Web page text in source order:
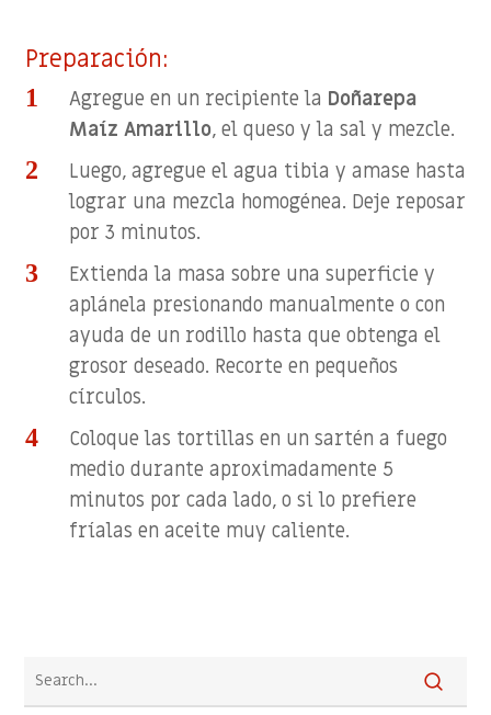
Preparación:
Agregue en un recipiente la Doñarepa
Maíz Amarillo, el queso y la sal y mezcle.
Luego, agregue el agua tibia y amase hasta
lograr una mezcla homogénea. Deje reposar
por 3 minutos.
Extienda la masa sobre una superficie y
aplánela presionando manualmente o con
ayuda de un rodillo hasta que obtenga el
grosor deseado. Recorte en pequeños
círculos.
Coloque las tortillas en un sartén a fuego
medio durante aproximadamente 5
minutos por cada lado, o si lo prefiere
fríalas en aceite muy caliente.